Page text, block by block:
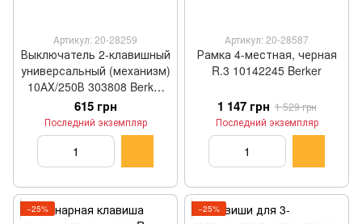
Артикул: 20-28259
Выключатель 2-клавишный
универсальный (механизм)
10АХ/250В 303808 Berker
WDE303808
615 грн
Последний экземпляр
Артикул: 20-28587
Рамка 4-местная, черная
R.3 10142245 Berker
1 147 грн 1 529 грн
Последний экземпляр
−25% −25%